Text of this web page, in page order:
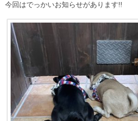
今回はでっかいお知らせがあります!!